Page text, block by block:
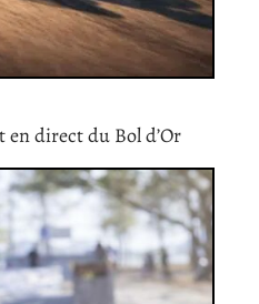
en direct du Bol d’Or